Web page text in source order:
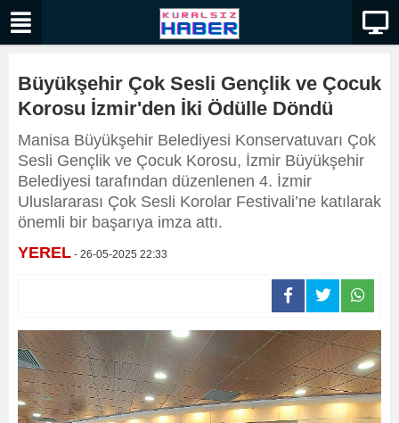
Büyükşehir Çok Sesli Gençlik ve Çocuk
Korosu İzmir'den İki Ödülle Döndü
Manisa Büyükşehir Belediyesi Konservatuvarı Çok
Sesli Gençlik ve Çocuk Korosu, İzmir Büyükşehir
Belediyesi tarafından düzenlenen 4. İzmir
Uluslararası Çok Sesli Korolar Festivali’ne katılarak
önemli bir başarıya imza attı.
YEREL - 26-05-2025 22:33